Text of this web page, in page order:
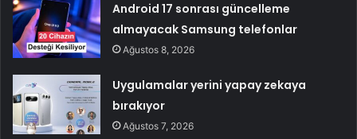
Android 17 sonrası güncelleme
almayacak Samsung telefonlar
Ağustos 8, 2026
Uygulamalar yerini yapay zekaya
bırakıyor
Ağustos 7, 2026